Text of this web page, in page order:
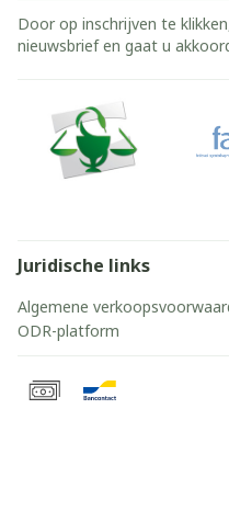
Door op inschrijven te
nieuwsbrief en gaat u
Juridische links
Algemene
ODR-platform